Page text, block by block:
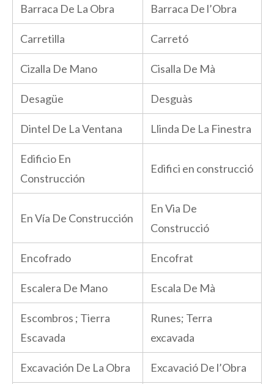
Barraca De La Obra Barraca De l’Obra
Carretilla Carretó
Cizalla De Mano Cisalla De Mà
Desagüe Desguàs
Dintel De La Ventana Llinda De La Finestra
Edificio En
Construcción
Edifici en construcció
En Vía De Construcción
En Via De
Construcció
Encofrado Encofrat
Escalera De Mano Escala De Mà
Escombros ; Tierra
Escavada
Runes; Terra
excavada
Excavación De La Obra Excavació De l’Obra